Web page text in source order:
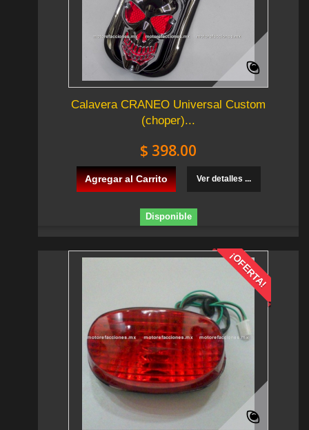
Calavera CRANEO Universal Custom
(choper)...
$ 398.00
Agregar al Carrito Ver detalles ...
Disponible
¡OFERTA!